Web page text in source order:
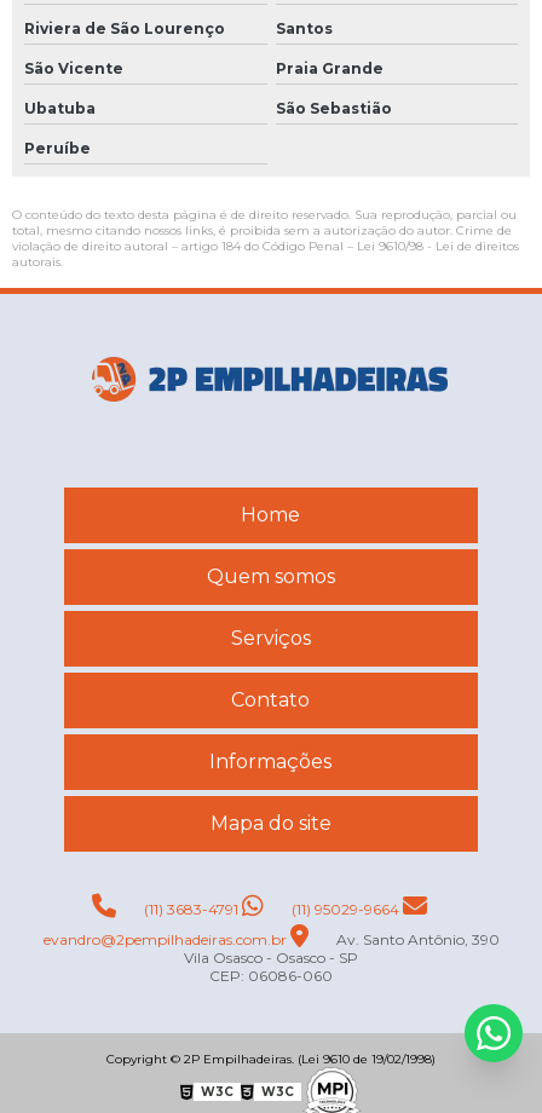
Riviera de São Lourenço Santos
São Vicente Praia Grande
Ubatuba São Sebastião
Peruíbe
O conteúdo do texto desta página é de direito reservado. Sua reprodução, parcial ou
total, mesmo citando nossos links, é proibida sem a autorização do autor. Crime de
violação de direito autoral – artigo 184 do Código Penal – Lei 9610/98 - Lei de direitos
autorais.
Home
Quem somos
Serviços
Contato
Informações
Mapa do site
(11) 3683-4791
(11) 95029-9664
evandro@2pempilhadeiras.com.br
Av. Santo Antônio, 390
Vila Osasco - Osasco - SP
CEP: 06086-060
Copyright © 2P Empilhadeiras. (Lei 9610 de 19/02/1998)
W3C W3C